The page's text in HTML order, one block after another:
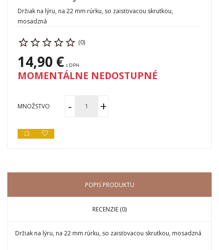
Držiak na lýru, na 22 mm rúrku, so zaisťovacou skrutkou,
mosadzná
(0)
14,90 € s DPH
MOMENTÁLNE NEDOSTUPNÉ
MNOŽSTVO
POPIS PRODUKTU
RECENZIE (0)
Držiak na lýru, na 22 mm rúrku, so zaisťovacou skrutkou, mosadzná